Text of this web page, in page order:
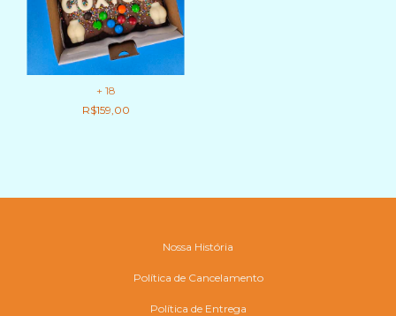
+ 18
R$159,00
Nossa História
Política de Cancelamento
Política de Entrega